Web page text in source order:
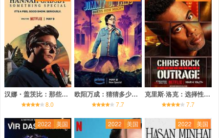
汉娜・盖茨比：那些美好的事
8.0
欧阳万成：猜猜多少钱？
7.7
克里斯·洛克：选择性愤怒
7.7
2022 美国 2022 美国 2022 美国